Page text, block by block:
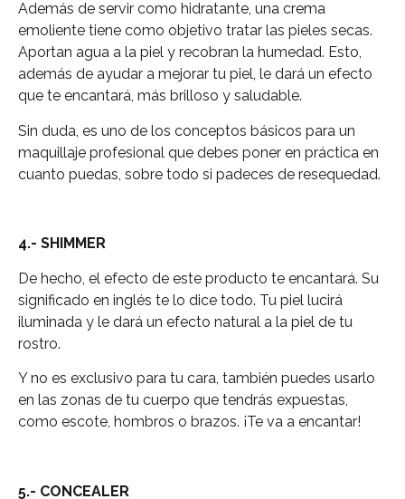
Además de servir como hidratante, una crema
emoliente tiene como objetivo tratar las pieles secas.
Aportan agua a la piel y recobran la humedad. Esto,
además de ayudar a mejorar tu piel, le dará un efecto
que te encantará, más brilloso y saludable.
Sin duda, es uno de los conceptos básicos para un
maquillaje profesional que debes poner en práctica en
cuanto puedas, sobre todo si padeces de resequedad.
4.- SHIMMER
De hecho, el efecto de este producto te encantará. Su
significado en inglés te lo dice todo. Tu piel lucirá
iluminada y le dará un efecto natural a la piel de tu
rostro.
Y no es exclusivo para tu cara, también puedes usarlo
en las zonas de tu cuerpo que tendrás expuestas,
como escote, hombros o brazos. ¡Te va a encantar!
5.- CONCEALER